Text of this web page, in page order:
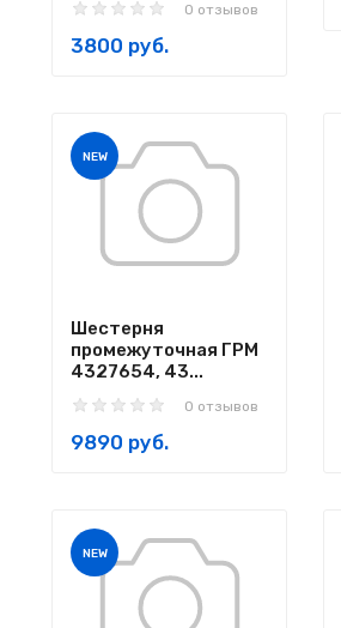
0 отзывов
3800 руб.
NEW
Шестерня
промежуточная ГРМ
4327654, 43...
0 отзывов
9890 руб.
NEW